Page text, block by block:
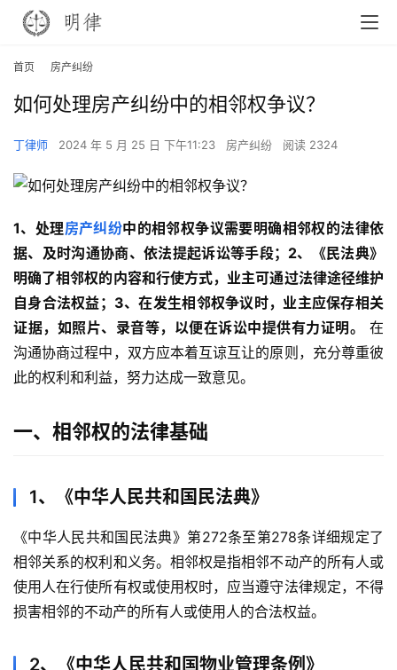
首页 房产纠纷
如何处理房产纠纷中的相邻权争议？
丁律师 2024 年 5 月 25 日 下午11:23 房产纠纷 阅读 2324
1、处理房产纠纷中的相邻权争议需要明确相邻权的法律依
据、及时沟通协商、依法提起诉讼等手段；2、《民法典》
明确了相邻权的内容和行使方式，业主可通过法律途径维护
自身合法权益；3、在发生相邻权争议时，业主应保存相关
证据，如照片、录音等，以便在诉讼中提供有力证明。
在
沟通协商过程中，双方应本着互谅互让的原则，充分尊重彼
此的权利和利益，努力达成一致意见。
一、相邻权的法律基础
1、《中华人民共和国民法典》
《中华人民共和国民法典》第272条至第278条详细规定了
相邻关系的权利和义务。相邻权是指相邻不动产的所有人或
使用人在行使所有权或使用权时，应当遵守法律规定，不得
损害相邻的不动产的所有人或使用人的合法权益。
2、《中华人民共和国物业管理条例》